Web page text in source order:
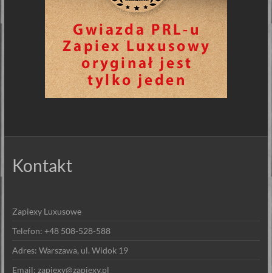
Kontakt
Zapiexy Luxusowe
Telefon: +48 508-528-588
Adres: Warszawa, ul. Widok 19
Email: zapiexy@zapiexy.pl